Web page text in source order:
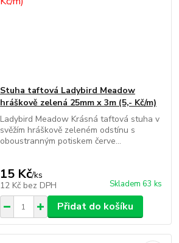
Stuha taftová Ladybird Meadow
hráškově zelená 25mm x 3m (5,- Kč/m)
Ladybird Meadow Krásná taftová stuha v
svěžím hráškově zeleném odstínu s
oboustranným potiskem červe...
15 Kč/ks
12 Kč bez DPH Skladem 63 ks
Přidat do košíku